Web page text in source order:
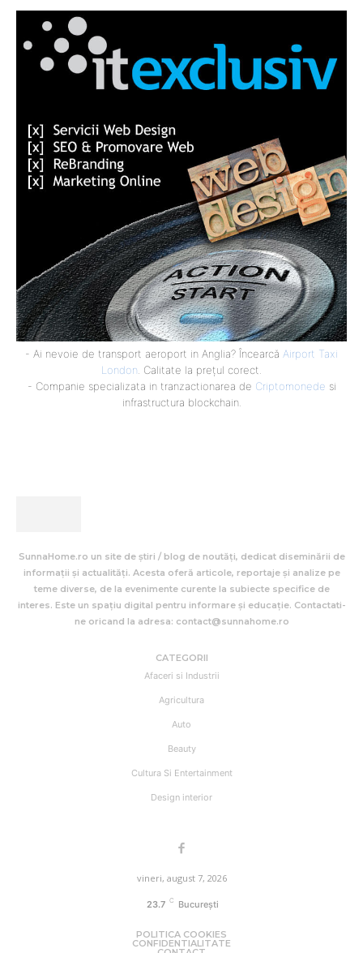
- Ai nevoie de transport aeroport in Anglia? Încearcă Airport Taxi
London. Calitate la prețul corect.
- Companie specializata in tranzactionarea de Criptomonede si
infrastructura blockchain.
SunnaHome.ro un site de știri / blog de noutăți, dedicat diseminării de
informații și actualități. Acesta oferă articole, reportaje și analize pe
teme diverse, de la evenimente curente la subiecte specifice de
interes. Este un spațiu digital pentru informare și educație. Contactati-
ne oricand la adresa: contact@sunnahome.ro
CATEGORII
Afaceri si Industrii
Agricultura
Auto
Beauty
Cultura Si Entertainment
Design interior
vineri, august 7, 2026
23.7 C București
POLITICA COOKIES
CONFIDENTIALITATE